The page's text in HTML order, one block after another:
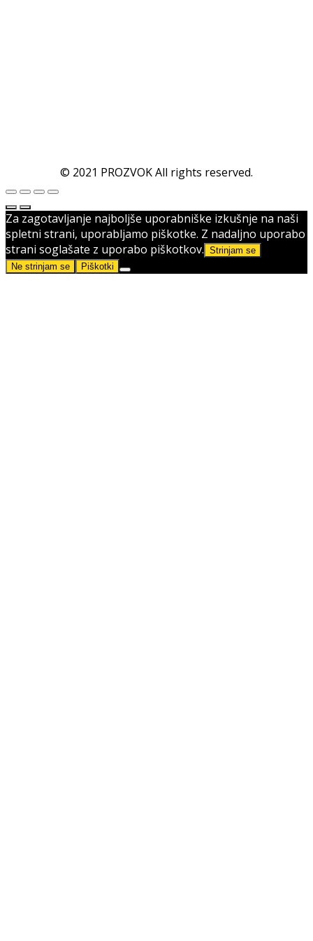
© 2021 PROZVOK All rights reserved.
Za zagotavljanje najboljše uporabniške izkušnje na naši
spletni strani, uporabljamo piškotke. Z nadaljno uporabo
strani soglašate z uporabo piškotkov. Strinjam se
Ne strinjam se
Piškotki